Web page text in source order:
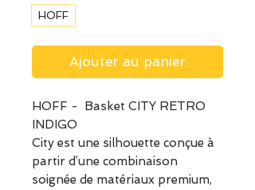
HOFF
Ajouter au panier
HOFF - Basket CITY RETRO
INDIGO
City est une silhouette conçue à
partir d’une combinaison
soignée de matériaux premium,